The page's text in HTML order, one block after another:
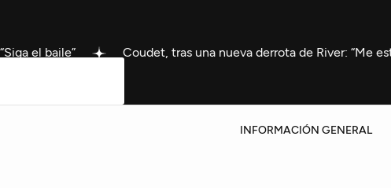
Coudet, tras una nueva derrota de River: “Me está puteando
INFORMACIÓN GENERAL